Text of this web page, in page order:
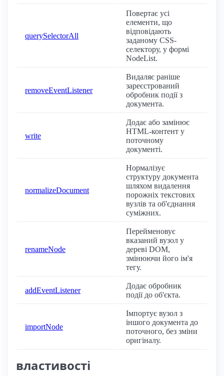
querySelectorAll
Повертає усі
елементи, що
відповідають
заданому CSS-
селектору, у формі
NodeList.
removeEventListener
Видаляє раніше
зареєстрований
обробник події з
документа.
write
Додає або замінює
HTML-контент у
поточному
документі.
normalizeDocument
Нормалізує
структуру документа
шляхом видалення
порожніх текстових
вузлів та об'єднання
суміжних.
renameNode
Перейменовує
вказаний вузол у
дереві DOM,
змінюючи його ім'я
тегу.
addEventListener
Додає обробник
події до об'єкта.
importNode
Імпортує вузол з
іншого документа до
поточного, без зміни
оригіналу.
властивості